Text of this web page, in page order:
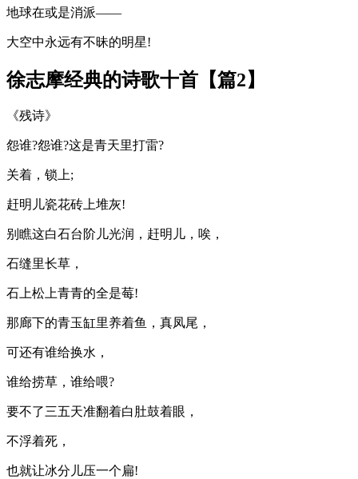
地球在或是消派——
大空中永远有不昧的明星!
徐志摩经典的诗歌十首【篇2】
《残诗》
怨谁?怨谁?这是青天里打雷?
关着，锁上;
赶明儿瓷花砖上堆灰!
别瞧这白石台阶儿光润，赶明儿，唉，
石缝里长草，
石上松上青青的全是莓!
那廊下的青玉缸里养着鱼，真凤尾，
可还有谁给换水，
谁给捞草，谁给喂?
要不了三五天准翻着白肚鼓着眼，
不浮着死，
也就让冰分儿压一个扁!